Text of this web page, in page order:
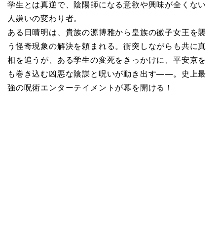
学生とは真逆で、陰陽師になる意欲や興味が全くない
人嫌いの変わり者。
ある日晴明は、貴族の源博雅から皇族の徽子女王を襲
う怪奇現象の解決を頼まれる。衝突しながらも共に真
相を追うが、ある学生の変死をきっかけに、平安京を
も巻き込む凶悪な陰謀と呪いが動き出す――。史上最
強の呪術エンターテイメントが幕を開ける！